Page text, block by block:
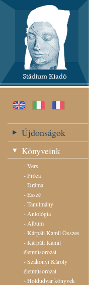
Újdonságok
Könyveink
-Vers
-Próza
-Dráma
-Esszé
-Tanulmány
- Antológia
- Album
-Kárpáti Kamil Összes
-Kárpáti Kamil
életműsorozat
-Szakonyi Károly
életműsorozat
-Holdudvar könyvek